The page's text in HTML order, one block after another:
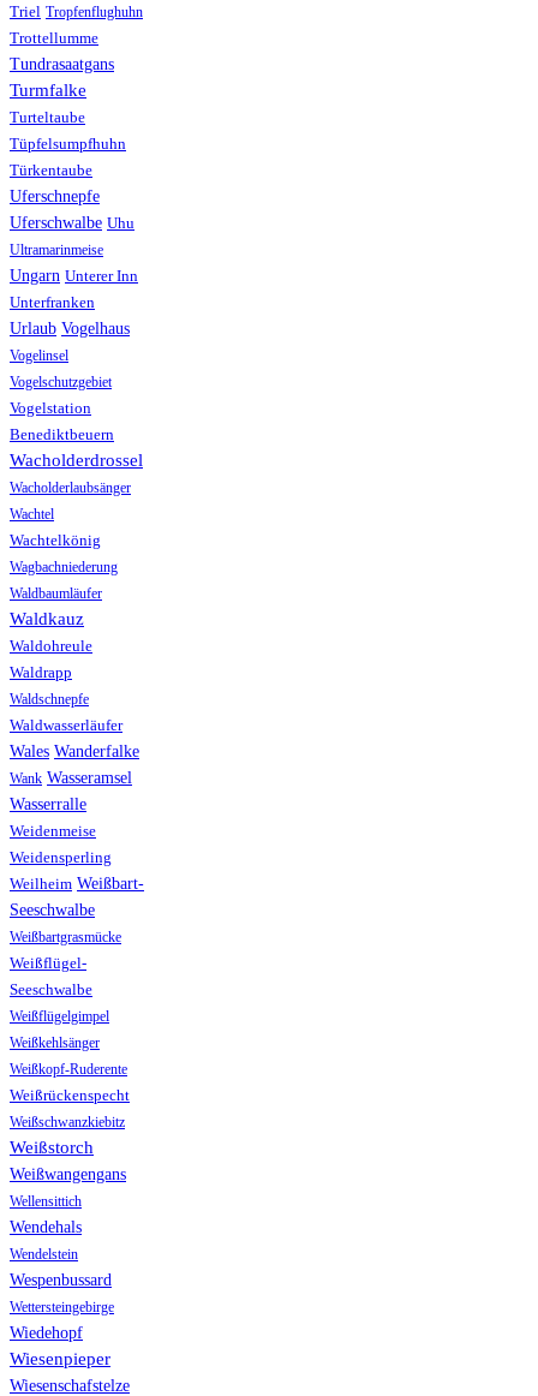
Triel Tropfenflughuhn
Trottellumme
Tundrasaatgans
Turmfalke
Turteltaube
Tüpfelsumpfhuhn
Türkentaube
Uferschnepfe
Uferschwalbe Uhu
Ultramarinmeise
Ungarn Unterer Inn
Unterfranken
Urlaub Vogelhaus
Vogelinsel
Vogelschutzgebiet
Vogelstation
Benediktbeuern
Wacholderdrossel
Wacholderlaubsänger
Wachtel
Wachtelkönig
Wagbachniederung
Waldbaumläufer
Waldkauz
Waldohreule
Waldrapp
Waldschnepfe
Waldwasserläufer
Wales Wanderfalke
Wank Wasseramsel
Wasserralle
Weidenmeise
Weidensperling
Weilheim Weißbart-
Seeschwalbe
Weißbartgrasmücke
Weißflügel-
Seeschwalbe
Weißflügelgimpel
Weißkehlsänger
Weißkopf-Ruderente
Weißrückenspecht
Weißschwanzkiebitz
Weißstorch
Weißwangengans
Wellensittich
Wendehals
Wendelstein
Wespenbussard
Wettersteingebirge
Wiedehopf
Wiesenpieper
Wiesenschafstelze